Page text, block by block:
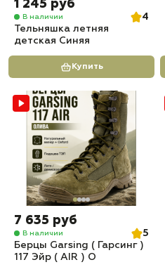
1 245 руб
В наличии
4
Тельняшка летняя
детская Синяя
Купить
7 635 руб
В наличии
5
Берцы Garsing ( Гарсинг )
117 Эйр ( AIR ) О